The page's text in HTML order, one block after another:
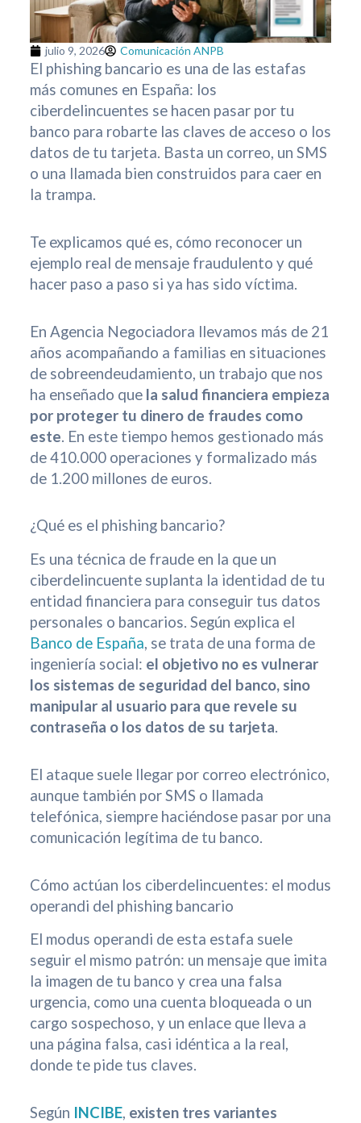
julio 9, 2026 Comunicación ANPB
El phishing bancario es una de las estafas
más comunes en España: los
ciberdelincuentes se hacen pasar por tu
banco para robarte las claves de acceso o los
datos de tu tarjeta. Basta un correo, un SMS
o una llamada bien construidos para caer en
la trampa.
Te explicamos qué es, cómo reconocer un
ejemplo real de mensaje fraudulento y qué
hacer paso a paso si ya has sido víctima.
En Agencia Negociadora llevamos más de 21
años acompañando a familias en situaciones
de sobreendeudamiento, un trabajo que nos
ha enseñado que la salud financiera empieza
por proteger tu dinero de fraudes como
este. En este tiempo hemos gestionado más
de 410.000 operaciones y formalizado más
de 1.200 millones de euros.
¿Qué es el phishing bancario?
Es una técnica de fraude en la que un
ciberdelincuente suplanta la identidad de tu
entidad financiera para conseguir tus datos
personales o bancarios. Según explica el
Banco de España, se trata de una forma de
ingeniería social: el objetivo no es vulnerar
los sistemas de seguridad del banco, sino
manipular al usuario para que revele su
contraseña o los datos de su tarjeta.
El ataque suele llegar por correo electrónico,
aunque también por SMS o llamada
telefónica, siempre haciéndose pasar por una
comunicación legítima de tu banco.
Cómo actúan los ciberdelincuentes: el modus
operandi del phishing bancario
El modus operandi de esta estafa suele
seguir el mismo patrón: un mensaje que imita
la imagen de tu banco y crea una falsa
urgencia, como una cuenta bloqueada o un
cargo sospechoso, y un enlace que lleva a
una página falsa, casi idéntica a la real,
donde te pide tus claves.
Según INCIBE, existen tres variantes